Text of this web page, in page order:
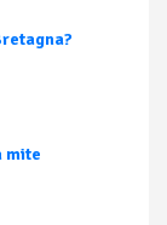
mite